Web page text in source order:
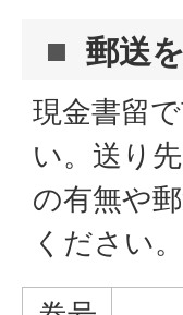
郵送
現金書留
い。送り
の有無や
ください。